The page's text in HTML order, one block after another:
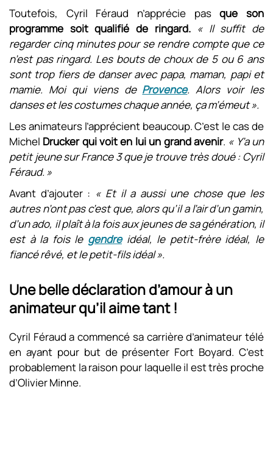
Toutefois, Cyril Féraud n’apprécie pasque son
programme soit qualifié de ringard. « Il suffit de
regarder cinq minutes pour se rendre compte que ce
n’est pas ringard. Les bouts de choux de 5 ou 6 ans
sont trop fiers de danser avec papa, maman, papi et
mamie. Moi qui viens de Provence. Alors voir les
danses et les costumes chaque année, ça m’émeut ».
Les animateurs l’apprécient beaucoup. C’est le cas de
Michel Drucker qui voit en lui un grand avenir. « Y’a un
petit jeune sur France 3 que je trouve très doué : Cyril
Féraud. »
Avant d’ajouter : « Et il a aussi une chose que les
autres n’ont pas c’est que, alors qu’il a l’air d’un gamin,
d’un ado, il plaît à la fois aux jeunes de sa génération, il
est à la fois le gendreidéal, le petit-frère idéal, le
fiancé rêvé, et le petit-fils idéal ».
Une belle déclaration d’amour à un
animateur qu’il aime tant !
Cyril Féraud a commencé sa carrière d’animateur télé
en ayant pour but de présenter Fort Boyard. C’est
probablement la raison pour laquelle il est très proche
d’Olivier Minne.